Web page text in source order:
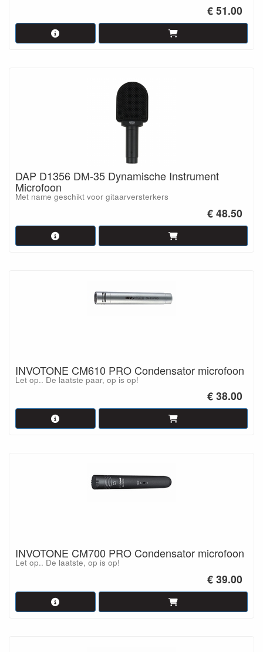
€ 51.00
DAP D1356 DM-35 Dynamische Instrument
Microfoon
Met name geschikt voor gitaarversterkers
€ 48.50
INVOTONE CM610 PRO Condensator microfoon
Let op.. De laatste paar, op is op!
€ 38.00
INVOTONE CM700 PRO Condensator microfoon
Let op.. De laatste, op is op!
€ 39.00